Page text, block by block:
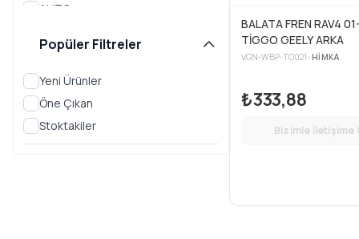
AUTO
FERODO
HUTCHINSON
REMSA
SARDES
MGA
Popüler Filtreler
Yeni Ürünler
Öne Çıkan
Stoktakiler
BALATA FREN RAV4
TİGGO GEELY ARKA
VGN-WBP-TO021 • HIMKA
₺333,88
Bizimle İletişime